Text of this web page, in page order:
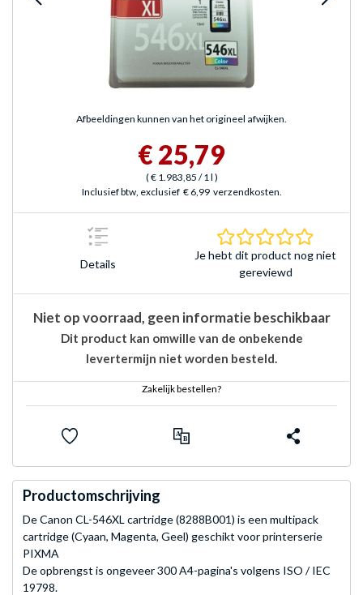
Afbeeldingen kunnen van het origineel afwijken.
€ 25,79
(€ 1.983,85 / 1 l )
Inclusief btw, exclusief € 6,99 verzendkosten.
Details
Je hebt dit product nog niet
gereviewd
Niet op voorraad, geen informatie beschikbaar
Dit product kan omwille van de onbekende
levertermijn niet worden besteld.
Zakelijk bestellen?
Productomschrijving
De Canon CL-546XL cartridge (8288B001) is een multipack
cartridge (Cyaan, Magenta, Geel) geschikt voor printerserie
PIXMA
De opbrengst is ongeveer 300 A4-pagina's volgens ISO / IEC
19798.